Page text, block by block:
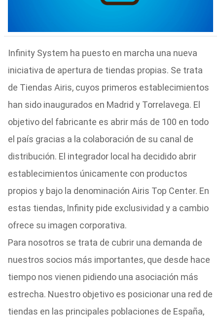
Infinity System ha puesto en marcha una nueva
iniciativa de apertura de tiendas propias. Se trata
de Tiendas Airis, cuyos primeros establecimientos
han sido inaugurados en Madrid y Torrelavega. El
objetivo del fabricante es abrir más de 100 en todo
el país gracias a la colaboración de su canal de
distribución. El integrador local ha decidido abrir
establecimientos únicamente con productos
propios y bajo la denominación Airis Top Center. En
estas tiendas, Infinity pide exclusividad y a cambio
ofrece su imagen corporativa.
Para nosotros se trata de cubrir una demanda de
nuestros socios más importantes, que desde hace
tiempo nos vienen pidiendo una asociación más
estrecha. Nuestro objetivo es posicionar una red de
tiendas en las principales poblaciones de España,